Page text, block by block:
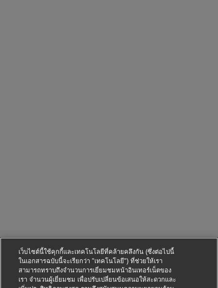
เว็บไซต์นี้ใช้คุกกี้และเทคโนโลยีที่คล้ายคลึงกัน (ซึ่งต่อไปนี้
ในเอกสารฉบับนี้จะเรียกว่า "เทคโนโลยี") ที่ช่วยให้เรา
สามารถทราบถึงจำนวนการเยี่ยมชมหน้าอินเทอร์เน็ตของ
เรา จำนวนผู้เยี่ยมชม เพื่อปรับเปลี่ยนข้อเสนอให้สะดวกและ